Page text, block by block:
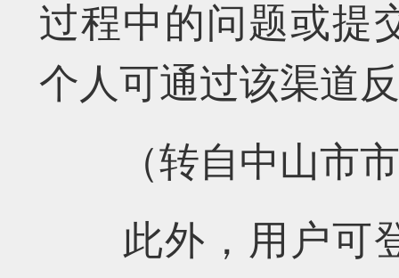
过程中的问题或提
个人可通过该渠道
（转自中山市市
此外，用户可登